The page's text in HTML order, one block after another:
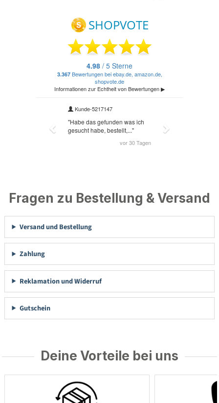
Fragen zu Bestellung & Versand
Versand und Bestellung
Zahlung
Reklamation und Widerruf
Gutschein
Deine Vorteile bei uns